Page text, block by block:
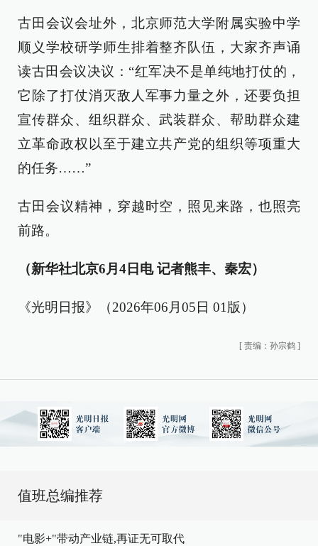
古田会议会址外，北京师范大学附属实验中学
顺义学校研学师生排着整齐队伍，大家齐声诵
读古田会议决议：“红军决不是单纯地打仗的，
它除了打仗消灭敌人军事力量之外，还要负担
宣传群众、组织群众、武装群众、帮助群众建
立革命政权以至于建立共产党的组织等项重大
的任务……”
古田会议精神，穿越时空，照见来路，也照亮
前路。
（新华社北京6月4日电 记者熊丰、秦宏）
《光明日报》（2026年06月05日 01版）
[ 责编：孙宗鹤 ]
值班总编推荐
"电影+"带动产业链,再证无可取代